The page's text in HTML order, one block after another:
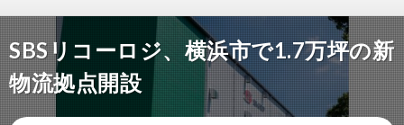
SBSリコーロジ、横浜市で1.7万坪の新
物流拠点開設